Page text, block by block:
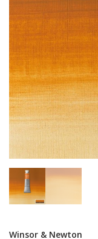
Winsor & Newton